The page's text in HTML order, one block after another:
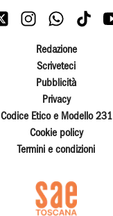
Redazione
Scriveteci
Pubblicità
Privacy
Codice Etico e Modello 231
Cookie policy
Termini e condizioni